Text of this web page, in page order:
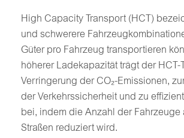
High Capacity Transport (HCT)
und schwerere
Güter pro Fahrzeug transportieren
höherer Ladekapazität trägt der HCT-
Verringerung der CO₂-Emissionen,
der Verkehrssicherheit und zu
bei, indem die Anzahl der Fahrzeuge
Straßen reduziert wird.